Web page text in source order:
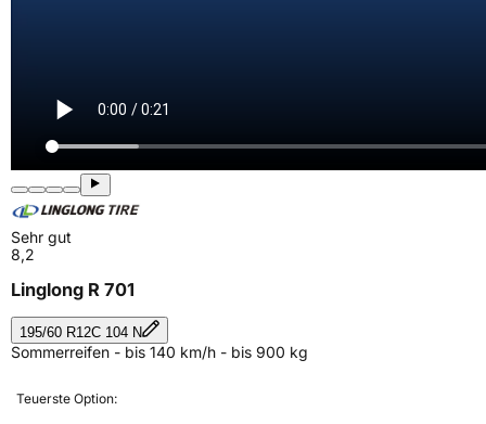
Sehr gut
8,2
Linglong R 701
195/60 R12C 104 N
Sommerreifen - bis 140 km/h - bis 900 kg
Teuerste Option: